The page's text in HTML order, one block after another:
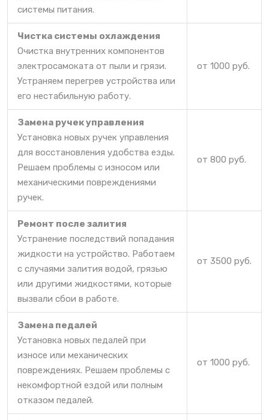
системы питания.
Чистка системы охлаждения
Очистка внутренних компонентов
электросамоката от пыли и грязи.
Устраняем перегрев устройства или
его нестабильную работу.
от 1000 руб.
Замена ручек управления
Установка новых ручек управления
для восстановления удобства езды.
Решаем проблемы с износом или
механическими повреждениями
ручек.
от 800 руб.
Ремонт после залития
Устранение последствий попадания
жидкости на устройство. Работаем
с случаями залития водой, грязью
или другими жидкостями, которые
вызвали сбои в работе.
от 3500 руб.
Замена педалей
Установка новых педалей при
износе или механических
повреждениях. Решаем проблемы с
некомфортной ездой или полным
отказом педалей.
от 1000 руб.